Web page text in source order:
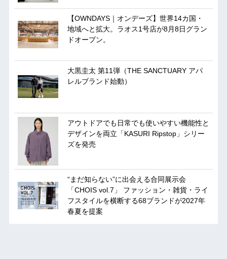
【OWNDAYS｜オンデーズ】世界14カ国・
地域へと拡大。ラオス1号店が8月8日グラン
ドオープン。
大黒圭太 第11弾（THE SANCTUARY アパ
レルブランド始動）
アウトドアでも日常でも使いやすい機能性と
デザインを両立「KASURI Ripstop」シリー
ズを発売
“まだ知らない”に出会える合同展示会
「CHOIS vol.7」 ファッション・雑貨・ライ
フスタイルを横断する68ブランドが2027年
春夏を提案